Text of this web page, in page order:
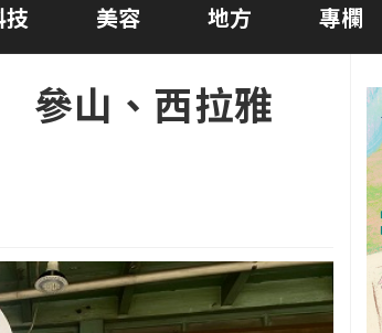
技 美容 地方 專欄
參山、西拉雅